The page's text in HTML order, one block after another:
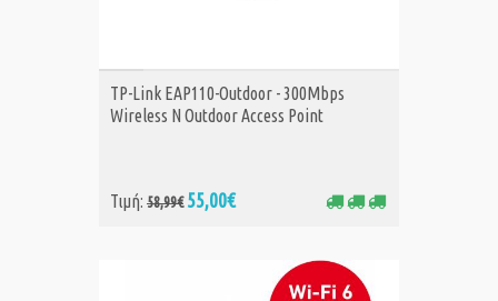
ΑΓΟΡΑ
TP-Link EAP110-Outdoor - 300Mbps
Wireless N Outdoor Access Point
Τιμή: 58,99€ 55,00€